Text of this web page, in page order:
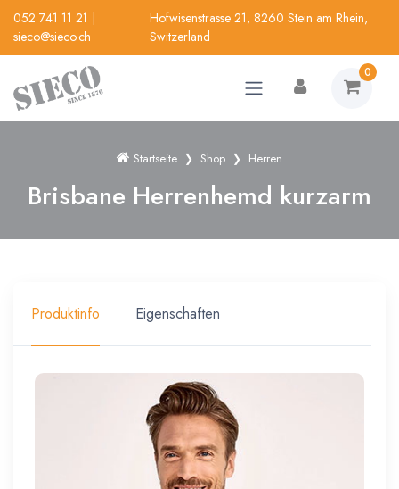
052 741 11 21
sieco@sieco.ch
Hofwisenstrasse 21, 8260 Stein am Rhein,
Switzerland
0
Startseite Shop Herren
Brisbane Herrenhemd kurzarm
Produktinfo Eigenschaften